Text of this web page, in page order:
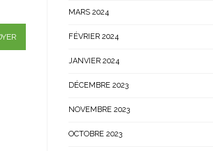
MARS 2024
FÉVRIER 2024
JANVIER 2024
DÉCEMBRE 2023
NOVEMBRE 2023
OCTOBRE 2023